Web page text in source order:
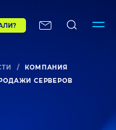
/
КОМПАНИЯ
СЕРВЕРОВ